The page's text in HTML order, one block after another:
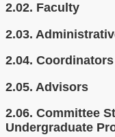
2.02. Faculty
2.03.
2.04. Coordinators
2.05. Advisors
2.06. Committee
Undergraduate